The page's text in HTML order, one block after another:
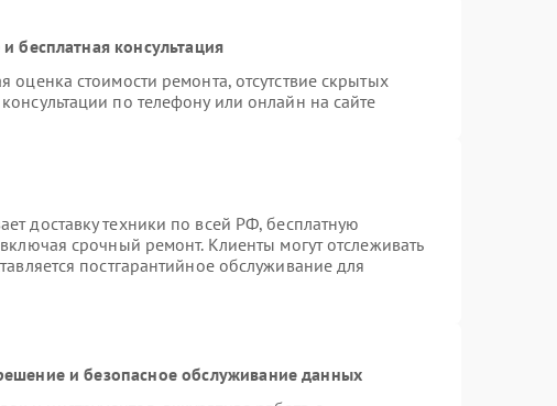
бесплатная консультация
оценка стоимости ремонта, отсутствие скрытых
по телефону или онлайн на сайте
доставку техники по всей РФ, бесплатную
срочный ремонт. Клиенты могут отслеживать
постгарантийное обслуживание для
и безопасное обслуживание данных